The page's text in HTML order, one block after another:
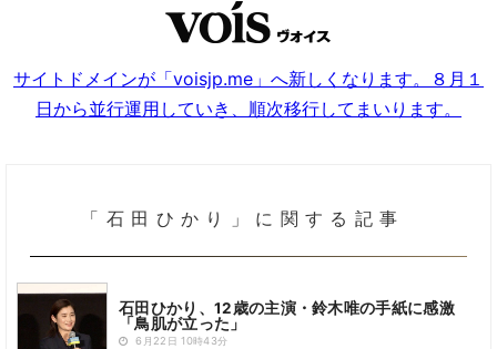
サイトドメインが「voisjp.me」へ新しくなります。８月１
日から並行運用していき、順次移行してまいります。
「石田ひかり」に関する記事
石田ひかり、12歳の主演・鈴木唯の手紙に感激
「鳥肌が立った」
6月22日 10時43分